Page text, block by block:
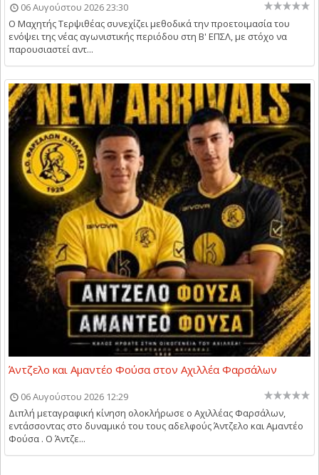
06 Αυγούστου 2026 23:30
Ο Μαχητής Τερψιθέας συνεχίζει μεθοδικά την προετοιμασία του
ενόψει της νέας αγωνιστικής περιόδου στη Β' ΕΠΣΛ, με στόχο να
παρουσιαστεί αντ...
Άντζελο και Αμαντέο Φούσα στον Αχιλλέα Φαρσάλων
06 Αυγούστου 2026 12:29
Διπλή μεταγραφική κίνηση ολοκλήρωσε ο Αχιλλέας Φαρσάλων,
εντάσσοντας στο δυναμικό του τους αδελφούς Άντζελο και Αμαντέο
Φούσα . Ο Άντζε...